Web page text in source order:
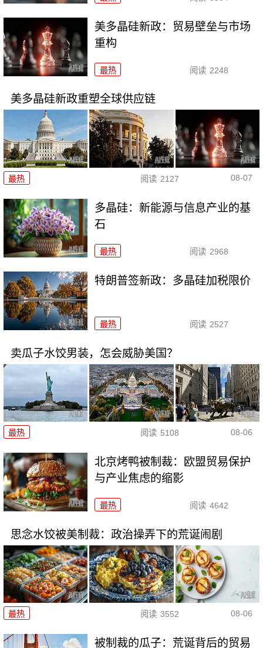
美多晶硅新政：贸易壁垒与市场
重构
最热 阅读 2248
美多晶硅新政重塑全球供应链
最热 阅读 2127 08-07
多晶硅：新能源与信息产业的基
石
最热 阅读 2968
特朗普签新政：多晶硅加税限价
最热 阅读 2527
卖瓜子水饺男装，怎会威胁美国？
最热 阅读 5108 08-06
北京烤鸭被制裁：欧盟贸易保护
与产业焦虑的缩影
最热 阅读 4642
思念水饺被美制裁：政治操弄下的荒诞闹剧
最热 阅读 3552 08-06
被制裁的瓜子：荒诞背后的贸易